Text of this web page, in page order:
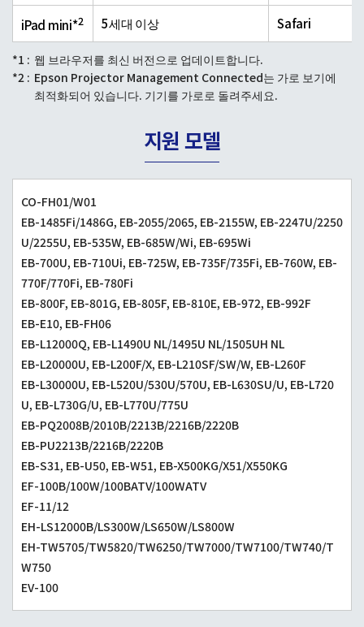
iPad mini*2 5세대 이상 Safari
*1 : 웹 브라우저를 최신 버전으로 업데이트합니다.
*2 : Epson Projector Management Connected는 가로 보기에
최적화되어 있습니다. 기기를 가로로 돌려주세요.
지원 모델
CO-FH01/W01
EB-1485Fi/1486G, EB-2055/2065, EB-2155W, EB-2247U/2250
U/2255U, EB-535W, EB-685W/Wi, EB-695Wi
EB-700U, EB-710Ui, EB-725W, EB-735F/735Fi, EB-760W, EB-
770F/770Fi, EB-780Fi
EB-800F, EB-801G, EB-805F, EB-810E, EB-972, EB-992F
EB-E10, EB-FH06
EB-L12000Q, EB-L1490U NL/1495U NL/1505UH NL
EB-L20000U, EB-L200F/X, EB-L210SF/SW/W, EB-L260F
EB-L30000U, EB-L520U/530U/570U, EB-L630SU/U, EB-L720
U, EB-L730G/U, EB-L770U/775U
EB-PQ2008B/2010B/2213B/2216B/2220B
EB-PU2213B/2216B/2220B
EB-S31, EB-U50, EB-W51, EB-X500KG/X51/X550KG
EF-100B/100W/100BATV/100WATV
EF-11/12
EH-LS12000B/LS300W/LS650W/LS800W
EH-TW5705/TW5820/TW6250/TW7000/TW7100/TW740/T
W750
EV-100